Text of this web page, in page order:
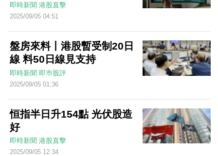
即時新聞 港股直擊
2025/09/05 04:51
盤房來料丨港股暫受制20日
線 料50日線見支持
即時新聞 即巿股評
2025/09/05 01:36
恒指半日升154點 光伏股造
好
即時新聞 港股直擊
2025/09/05 12:34